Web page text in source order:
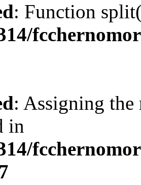
: Function
: Assigning the
in